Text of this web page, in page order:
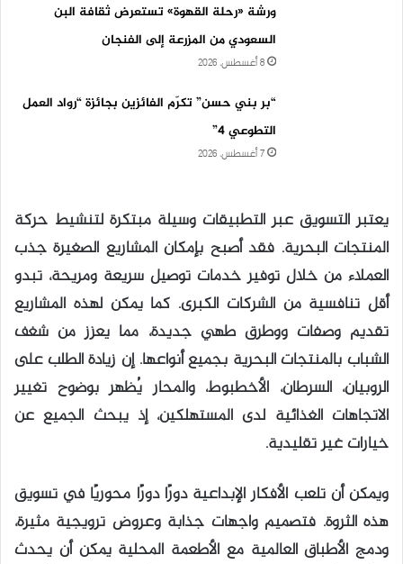
ورشة «رحلة القهوة» تستعرض ثقافة البن
السعودي من المزرعة إلى الفنجان
8 أغسطس، 2026
“بر بني حسن” تكرّم الفائزين بجائزة “رواد العمل
التطوعي 4”
7 أغسطس، 2026
يعتبر التسويق عبر التطبيقات وسيلة مبتكرة لتنشيط حركة
المنتجات البحرية. فقد أصبح بإمكان المشاريع الصغيرة جذب
العملاء من خلال توفير خدمات توصيل سريعة ومريحة، تبدو
أقل تنافسية من الشركات الكبرى. كما يمكن لهذه المشاريع
تقديم وصفات ووطرق طهي جديدة، مما يعزز من شغف
الشباب بالمنتجات البحرية بجميع أنواعها. إن زيادة الطلب على
الروبيان، السرطان، الأخطبوط، والمحار يُظهر بوضوح تغيير
الاتجاهات الغذائية لدى المستهلكين، إذ يبحث الجميع عن
خيارات غير تقليدية.
ويمكن أن تلعب الأفكار الإبداعية دورًا دورًا محوريًا في تسويق
هذه الثروة. فتصميم واجهات جذابة وعروض ترويجية مثيرة،
ودمج الأطباق العالمية مع الأطعمة المحلية يمكن أن يحدث